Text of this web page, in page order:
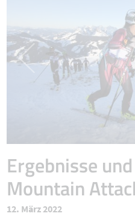
Ergebnisse
Mountain
12. März 2022